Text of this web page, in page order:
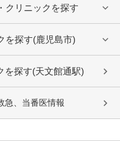
クリニックを探す
を探す(鹿児島市)
を探す(天文館通駅)
急、当番医情報